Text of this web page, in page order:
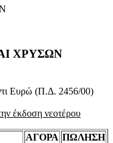
ΧΡΥΣΩΝ
Ευρώ (Π.Δ. 2456/00)
έκδοση νεοτέρου
ΑΓΟΡΑ ΠΩΛΗΣΗ